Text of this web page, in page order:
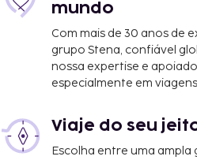
mundo
Com mais de 30 anos de
grupo Stena, confiável
nossa expertise e
especialmente em
Viaje do seu
Escolha entre uma ampla